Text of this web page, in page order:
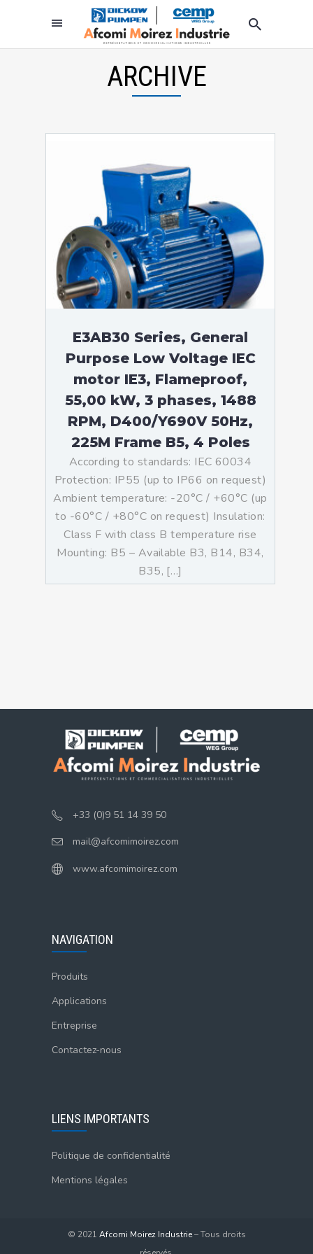
ARCHIVE
E3AB30 Series, General
Purpose Low Voltage IEC
motor IE3, Flameproof,
55,00 kW, 3 phases, 1488
RPM, D400/Y690V 50Hz,
225M Frame B5, 4 Poles
According to standards: IEC 60034
Protection: IP55 (up to IP66 on request)
Ambient temperature: -20°C / +60°C (up
to -60°C / +80°C on request) Insulation:
Class F with class B temperature rise
Mounting: B5 – Available B3, B14, B34,
B35, […]
+33 (0)9 51 14 39 50
mail@afcomimoirez.com
www.afcomimoirez.com
NAVIGATION
Produits
Applications
Entreprise
Contactez-nous
LIENS IMPORTANTS
Politique de confidentialité
Mentions légales
© 2021 Afcomi Moirez Industrie– Tous droits